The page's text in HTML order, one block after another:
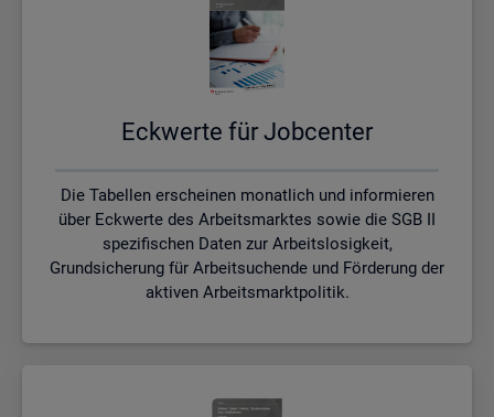
Eck­wer­te für Job­cen­ter
Die Tabellen erscheinen monatlich und informieren
über Eckwerte des Arbeitsmarktes sowie die SGB II
spezifischen Daten zur Arbeitslosigkeit,
Grundsicherung für Arbeitsuchende und Förderung der
aktiven Arbeitsmarktpolitik.